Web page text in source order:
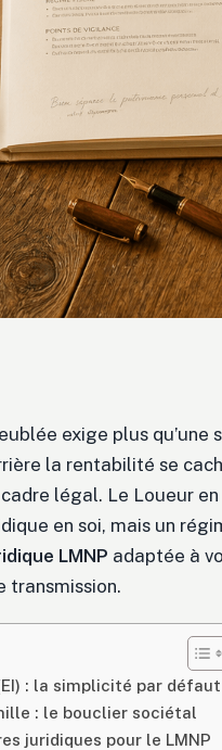
exige plus
la rentabilité se
légal. Le Loueur
en soi, mais un
LMNP adaptée à
transmission.
: la simplicité par défaut
: le bouclier sociétal
juridiques pour le LMNP